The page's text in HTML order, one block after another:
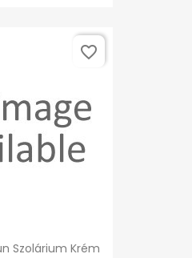
Szolárium Krém
favorite_border